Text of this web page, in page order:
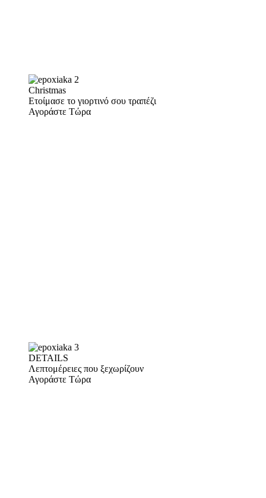
Christmas
Ετοίμασε το γιορτινό σου τραπέζι
Αγοράστε Τώρα
DETAILS
Λεπτομέρειες που ξεχωρίζουν
Αγοράστε Τώρα